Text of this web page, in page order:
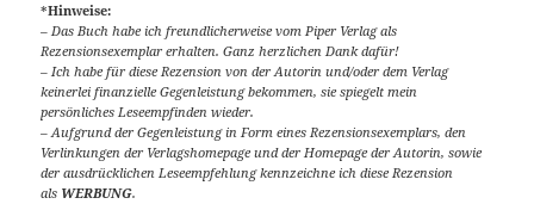
*Hinweise:
– Das Buch habe ich freundlicherweise vom Piper Verlag als
Rezensionsexemplar erhalten. Ganz herzlichen Dank dafür!
– Ich habe für diese Rezension von der Autorin und/oder dem Verlag
keinerlei finanzielle Gegenleistung bekommen, sie spiegelt mein
persönliches Leseempfinden wieder.
– Aufgrund der Gegenleistung in Form eines Rezensionsexemplars, den
Verlinkungen der Verlagshomepage und der Homepage der Autorin, sowie
der ausdrücklichen Leseempfehlung kennzeichne ich diese Rezension
als WERBUNG.